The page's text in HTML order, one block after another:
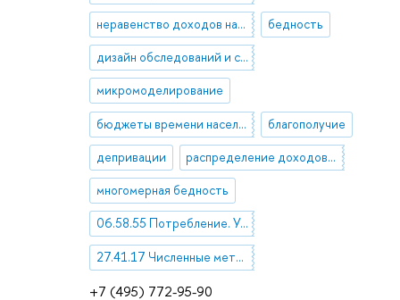
+7 (495) 772-95-90
неравенство доходов населения бедность
дизайн обследований и статистический анализ данных выборочных обследований
микромоделирование
бюджеты времени населения благополучие
депривации распределение доходов и расходов
многомерная бедность
06.58.55 Потребление. Уровень жизни. Благосостояние. Социальная политика
27.41.17 Численные методы анализа